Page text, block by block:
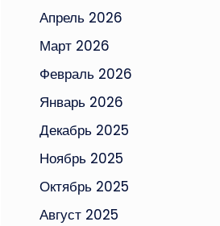
Апрель 2026
Март 2026
Февраль 2026
Январь 2026
Декабрь 2025
Ноябрь 2025
Октябрь 2025
Август 2025